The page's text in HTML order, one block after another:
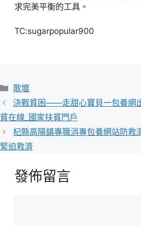
求完美平衡的工具。
TC:sugarpopular900
分
類
歌壇
決戰貧困——走甜心寶貝一包養網
貧在線_國家扶貧門戶
杞縣高陽鎮專職消專包養網站防救
緊迫救濟
發佈留言